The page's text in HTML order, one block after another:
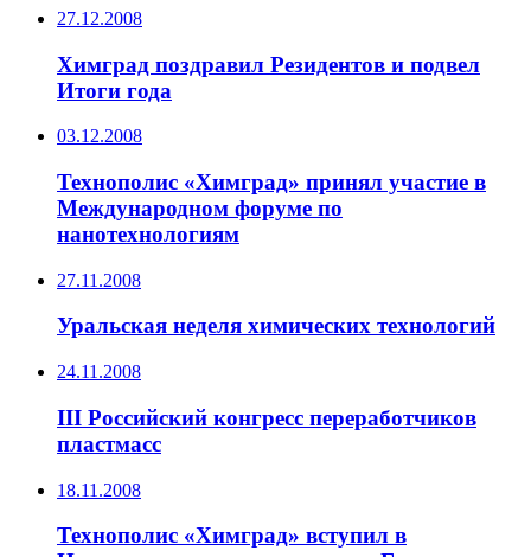
27.12.2008
Химград поздравил Резидентов и подвел
Итоги года
03.12.2008
Технополис «Химград» принял участие в
Международном форуме по
нанотехнологиям
27.11.2008
Уральская неделя химических технологий
24.11.2008
III Российский конгресс переработчиков
пластмасс
18.11.2008
Технополис «Химград» вступил в